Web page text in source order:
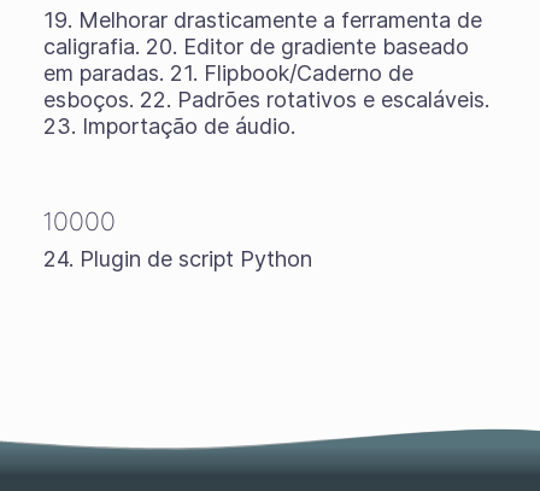
19. Melhorar drasticamente a ferramenta de
caligrafia. 20. Editor de gradiente baseado
em paradas. 21. Flipbook/Caderno de
esboços. 22. Padrões rotativos e escaláveis.
23. Importação de áudio.
10000
24. Plugin de script Python